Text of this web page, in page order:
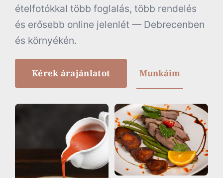
ételfotókkal több foglalás, több rendelés
és erősebb online jelenlét — Debrecenben
és környékén.
Kérek árajánlatot Munkáim